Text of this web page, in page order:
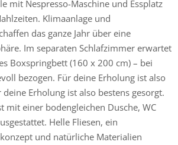
mit Nespresso-Maschine und Essplatz
Klimaanlage und
das ganze Jahr über eine
Im separaten Schlafzimmer erwartet
Boxspringbett (160 x 200 cm) – bei
bezogen. Für deine Erholung ist also
deine Erholung ist also bestens gesorgt.
mit einer bodengleichen Dusche, WC
Helle Fliesen, ein
und natürliche Materialien